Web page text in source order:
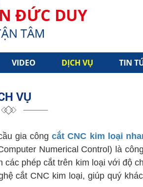
VIDEO DỊCH VỤ TIN
VỤ
gia côngcắt CNC kim loại
Numerical Control) là
phép cắt trên kim loại với độ
cắt CNC kim loại, giúp quý